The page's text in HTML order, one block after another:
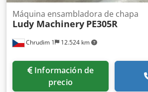
Chrudim 1 12.524 km
Máquina ensambladora de chapa
Ludy Machinery PE305R
Información de
precio